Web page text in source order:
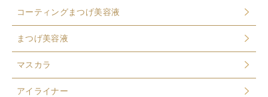
コーティングまつげ美容液
まつげ美容液
マスカラ
アイライナー